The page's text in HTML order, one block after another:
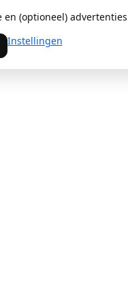
en (optioneel)
Instellingen